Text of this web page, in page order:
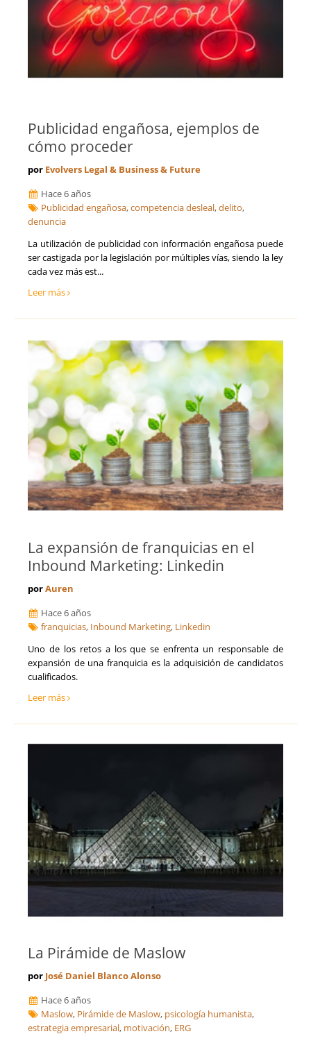
Publicidad engañosa, ejemplos de
cómo proceder
por Evolvers Legal & Business & Future
Hace 6 años
Publicidad engañosa,competencia desleal,delito,
denuncia
La utilización de publicidad con información engañosa puede
ser castigada por la legislación por múltiples vías, siendo la ley
cada vez más est...
Leer más
La expansión de franquicias en el
Inbound Marketing: Linkedin
porAuren
Hace 6 años
franquicias, Inbound Marketing, Linkedin
Uno de los retos a los que se enfrenta un responsable de
expansión de una franquicia es la adquisición de candidatos
cualificados.
Leer más
La Pirámide de Maslow
por José Daniel Blanco Alonso
Hace 6 años
Maslow, Pirámide de Maslow, psicología humanista,
estrategia empresarial, motivación, ERG